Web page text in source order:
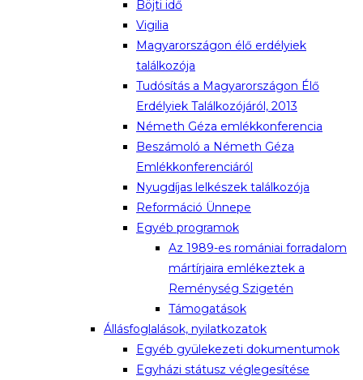
Böjti idő
Vigilia
Magyarországon élő erdélyiek
találkozója
Tudósítás a Magyarországon Élő
Erdélyiek Találkozójáról, 2013
Németh Géza emlékkonferencia
Beszámoló a Németh Géza
Emlékkonferenciáról
Nyugdíjas lelkészek találkozója
Reformáció Ünnepe
Egyéb programok
Az 1989-es romániai forradalom
mártírjaira emlékeztek a
Reménység Szigetén
Támogatások
Állásfoglalások, nyilatkozatok
Egyéb gyülekezeti dokumentumok
Egyházi státusz véglegesítése